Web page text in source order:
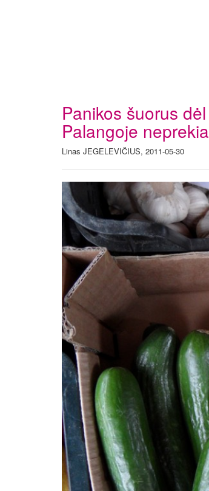
Panikos šuorus
Palangoje
Linas JEGELEVIČIUS, 2011-05-30